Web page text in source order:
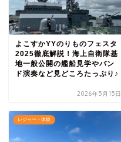
よこすかYYのりものフェスタ
2025徹底解説！海上自衛隊基
地一般公開の艦船見学やバン
ド演奏など見どころたっぷり♪
2026年5月15日
レジャー・体験